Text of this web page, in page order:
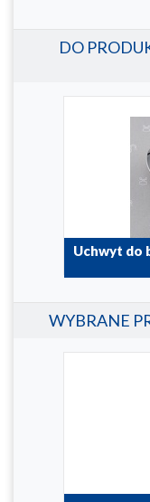
DO
Uchwyt do
WYBRANE